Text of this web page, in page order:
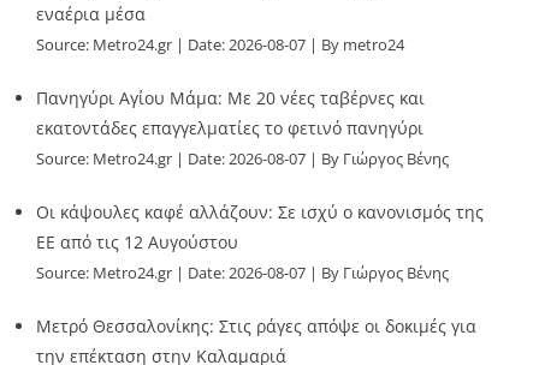
εναέρια μέσα
Source: Metro24.gr Date: 2026-08-07 By metro24
Πανηγύρι Αγίου Μάμα: Με 20 νέες ταβέρνες και
εκατοντάδες επαγγελματίες το φετινό πανηγύρι
Source: Metro24.gr Date: 2026-08-07 By Γιώργος Βένης
Οι κάψουλες καφέ αλλάζουν: Σε ισχύ ο κανονισμός της
ΕΕ από τις 12 Αυγούστου
Source: Metro24.gr Date: 2026-08-07 By Γιώργος Βένης
Μετρό Θεσσαλονίκης: Στις ράγες απόψε οι δοκιμές για
την επέκταση στην Καλαμαριά